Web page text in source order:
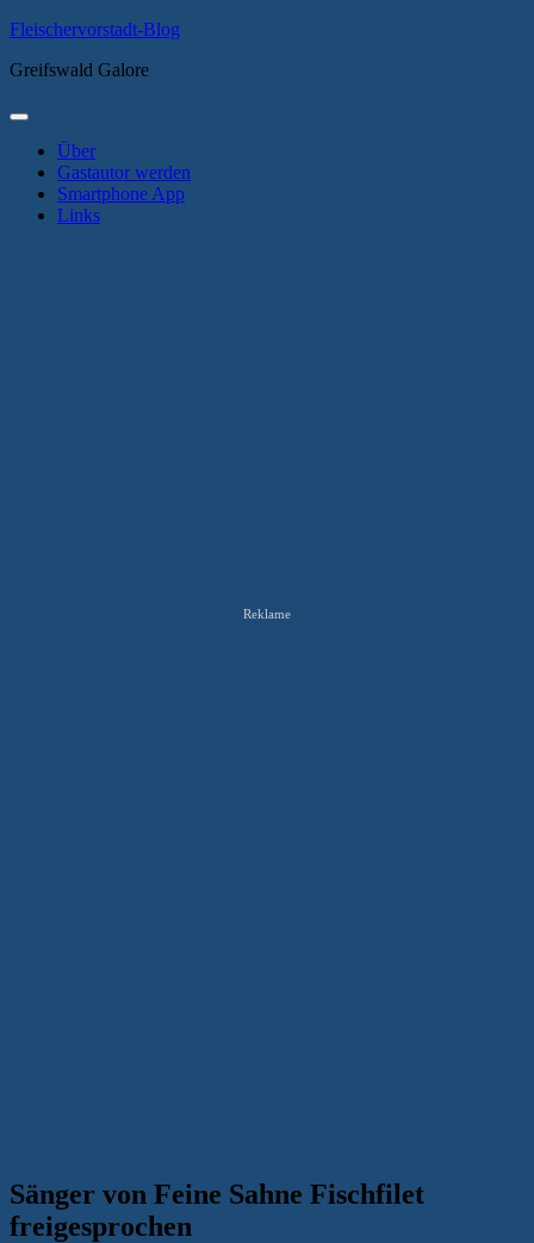
Zum
springen
Fleischervorstadt-Blog
Greifswald Galore
Primäres
Über
Gastautor werden
Smartphone App
Links
Reklame
Sänger von Feine Sahne Fischfilet
freigesprochen